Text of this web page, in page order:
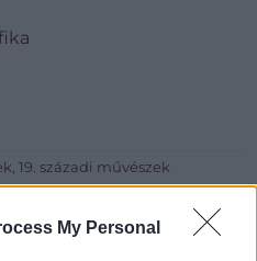
My Personal
19. századi művészek